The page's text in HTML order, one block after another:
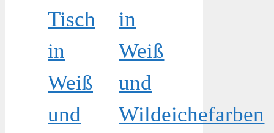
Tisch
in
Weiß
und
in
Weiß
und
Wildeichefarben